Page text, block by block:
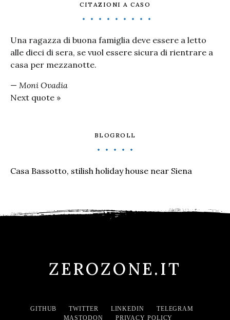
CITAZIONI A CASO
Una ragazza di buona famiglia deve essere a letto
alle dieci di sera, se vuol essere sicura di rientrare a
casa per mezzanotte.
— Moni Ovadia
Next quote »
BLOGROLL
Casa Bassotto, stilish holiday house near Siena
ZEROZONE.IT
GITHUB TWITTER LINKEDIN
TELEGRAM
MASTODON
PRIVACY POLICY